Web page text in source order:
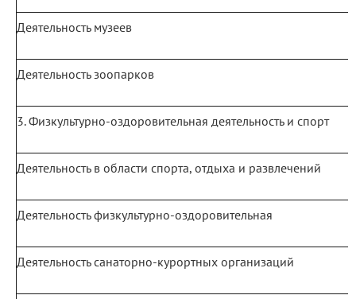
Деятельность музеев
Деятельность зоопарков
3. Физкультурно-оздоровительная деятельность и спорт
Деятельность в области спорта, отдыха и развлечений
Деятельность физкультурно-оздоровительная
Деятельность санаторно-курортных организаций